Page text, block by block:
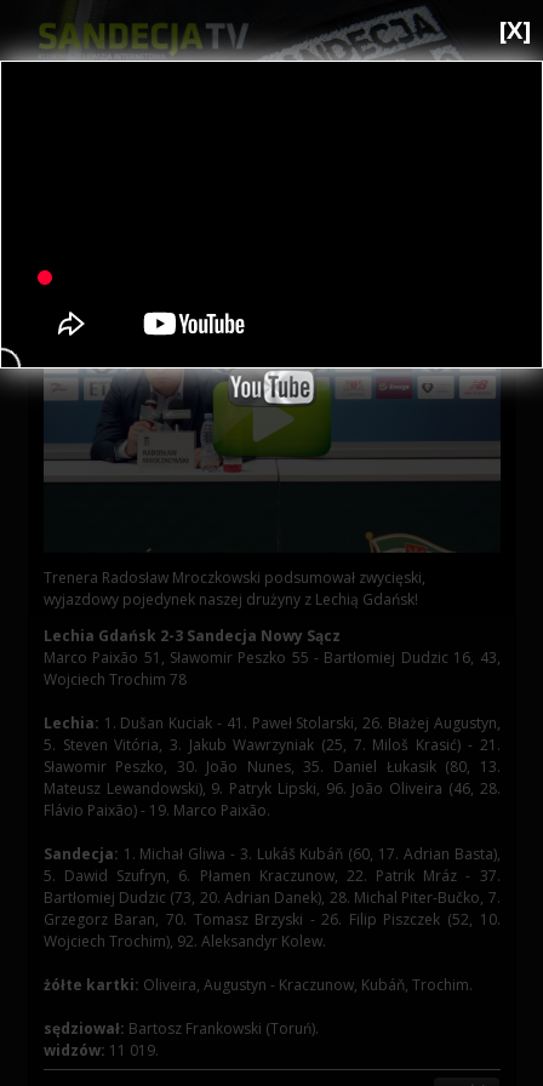
Trenera Radosław Mroczkowski podsumował zwycięski,
wyjazdowy pojedynek naszej drużyny z Lechią Gdańsk!
Lechia Gdańsk 2-3 Sandecja Nowy Sącz
Marco Paixão 51, Sławomir Peszko 55 - Bartłomiej Dudzic 16, 43,
Wojciech Trochim 78
Lechia: 1. Dušan Kuciak - 41. Paweł Stolarski, 26. Błażej Augustyn,
5. Steven Vitória, 3. Jakub Wawrzyniak (25, 7. Miloš Krasić) - 21.
Sławomir Peszko, 30. João Nunes, 35. Daniel Łukasik (80, 13.
Mateusz Lewandowski), 9. Patryk Lipski, 96. João Oliveira (46, 28.
Flávio Paixão) - 19. Marco Paixão.
Sandecja: 1. Michał Gliwa - 3. Lukáš Kubáň (60, 17. Adrian Basta),
5. Dawid Szufryn, 6. Płamen Kraczunow, 22. Patrik Mráz - 37.
Bartłomiej Dudzic (73, 20. Adrian Danek), 28. Michal Piter-Bučko, 7.
Grzegorz Baran, 70. Tomasz Brzyski - 26. Filip Piszczek (52, 10.
Wojciech Trochim), 92. Aleksandyr Kolew.
żółte kartki: Oliveira, Augustyn - Kraczunow, Kubáň, Trochim.
sędziował: Bartosz Frankowski (Toruń).
widzów: 11 019.
[X]